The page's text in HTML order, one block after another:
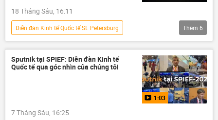
18 Tháng Sáu, 16:11
Diễn đàn Kinh tế Quốc tế St. Petersburg
Quan điểm-Ý kiến
chuyên gia
Hoa Kỳ
Bắc Cực
Nga
Chính trị
Thêm 6
Sputnik tại SPIEF: Diễn đàn Kinh tế
Quốc tế qua góc nhìn của chúng tôi
1:03
7 Tháng Sáu, 16:25